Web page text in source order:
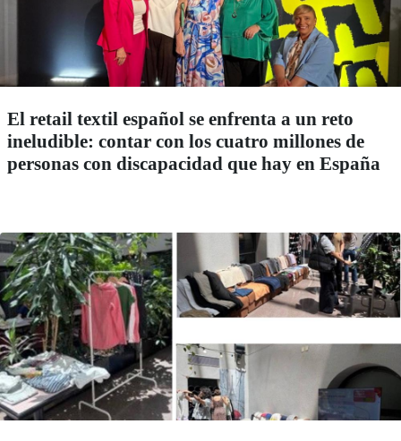
El retail textil español se enfrenta a un reto
ineludible: contar con los cuatro millones de
personas con discapacidad que hay en España